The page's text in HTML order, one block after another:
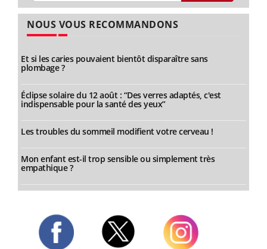
NOUS VOUS RECOMMANDONS
Et si les caries pouvaient bientôt disparaître sans
plombage ?
Éclipse solaire du 12 août : “Des verres adaptés, c'est
indispensable pour la santé des yeux”
Les troubles du sommeil modifient votre cerveau !
Mon enfant est-il trop sensible ou simplement très
empathique ?